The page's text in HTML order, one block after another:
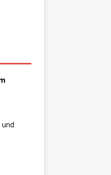
und